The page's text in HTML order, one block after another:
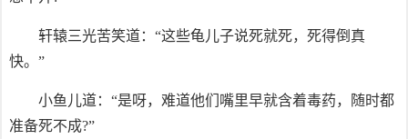
轩辕三光苦笑道：“这些龟儿子说死就死，死得倒真
快。”
小鱼儿道：“是呀，难道他们嘴里早就含着毒药，随时都
准备死不成?”